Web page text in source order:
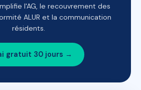
l'AG, le recouvrement des
ALUR et la communication
résidents.
gratuit 30 jours →